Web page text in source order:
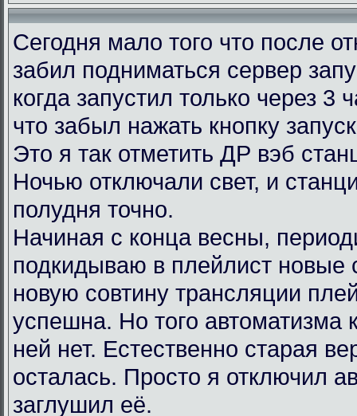
Сегодня мало того что после
забил подниматься сервер
когда запустил только через 3
что забыл нажать кнопку
Это я так отметить ДР вэб
Ночью отключали свет, и
полудня точно.
Начиная с конца весны,
подкидываю в плейлист новые
новую совтину трансляции
успешна. Но того автоматизма
ней нет. Естественно старая
осталась. Просто я отключил
заглушил её.